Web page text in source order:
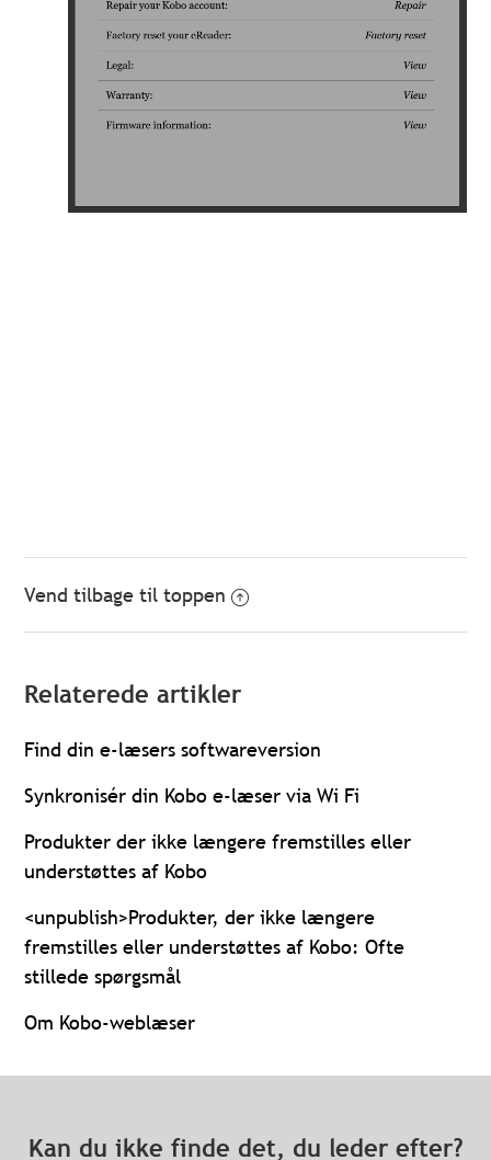
Vend tilbage til toppen
Relaterede artikler
Find din e-læsers softwareversion
Synkronisér din Kobo e-læser via Wi Fi
Produkter der ikke længere fremstilles eller
understøttes af Kobo
<unpublish>Produkter, der ikke længere
fremstilles eller understøttes af Kobo: Ofte
stillede spørgsmål
Om Kobo-weblæser
Kan du ikke finde det, du leder efter?